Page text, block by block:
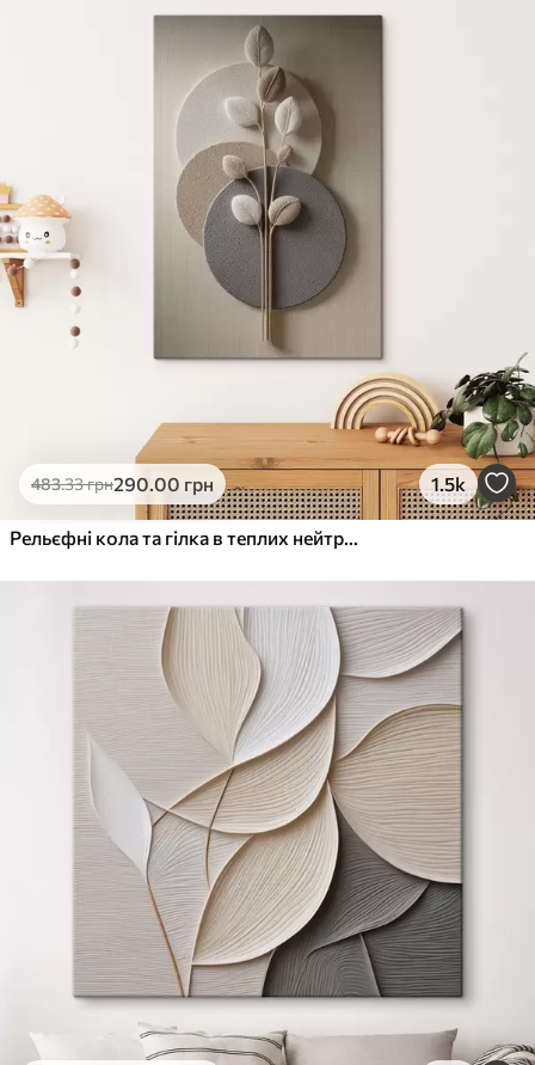
483.33грн290.00 грн 1.5k
Рельєфні кола та гілка в теплих нейтральних тонах